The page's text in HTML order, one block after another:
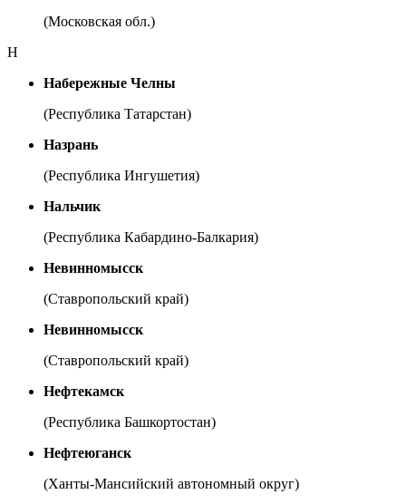
(Московская обл.)
Н
Набережные Челны
(Республика Татарстан)
Назрань
(Республика Ингушетия)
Нальчик
(Республика Кабардино-Балкария)
Невинномысск
(Ставропольский край)
Невинномысск
(Ставропольский край)
Нефтекамск
(Республика Башкортостан)
Нефтеюганск
(Ханты-Мансийский автономный округ)